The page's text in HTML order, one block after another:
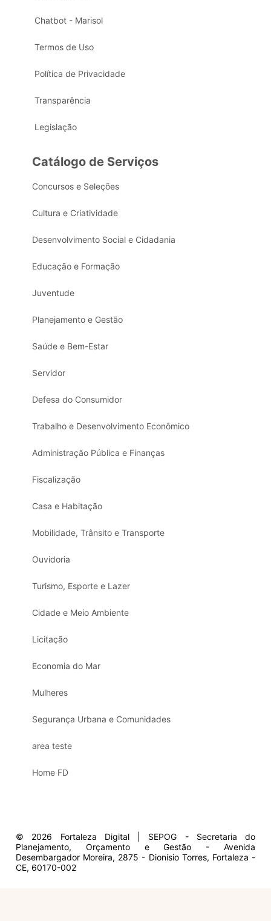
Chatbot - Marisol
Termos de Uso
Política de Privacidade
Transparência
Legislação
Catálogo de Serviços
Concursos e Seleções
Cultura e Criatividade
Desenvolvimento Social e Cidadania
Educação e Formação
Juventude
Planejamento e Gestão
Saúde e Bem-Estar
Servidor
Defesa do Consumidor
Trabalho e Desenvolvimento Econômico
Administração Pública e Finanças
Fiscalização
Casa e Habitação
Mobilidade, Trânsito e Transporte
Ouvidoria
Turismo, Esporte e Lazer
Cidade e Meio Ambiente
Licitação
Economia do Mar
Mulheres
Segurança Urbana e Comunidades
area teste
Home FD
© 2026 Fortaleza Digital | SEPOG - Secretaria do
Planejamento, Orçamento e Gestão - Avenida
Desembargador Moreira, 2875 - Dionísio Torres, Fortaleza -
CE, 60170-002